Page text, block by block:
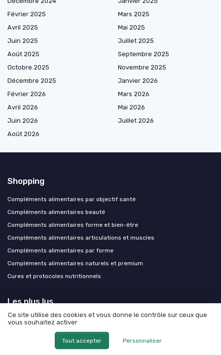
Février 2025
Mars 2025
Avril 2025
Mai 2025
Juin 2025
Juillet 2025
Août 2025
Septembre 2025
Octobre 2025
Novembre 2025
Décembre 2025
Janvier 2026
Février 2026
Mars 2026
Avril 2026
Mai 2026
Juin 2026
Juillet 2026
Août 2026
Shopping
Compléments alimentaires par objectif santé
Compléments alimentaires beauté
Compléments alimentaires forme et bien-être
Compléments alimentaires articulations et muscles
Compléments alimentaires par forme
Compléments alimentaires naturels et premium
Cures et protocoles nutritionnels
Les plus lus
Avis négatifs sur Nutrilim 24 : ce qu'il faut savoir
Nutra digest avis négatif : ce que vous devez savoir
Les risques potentiels liés à Pondimax
Ce site utilise des cookies et vous donne le contrôle sur ceux que
vous souhaitez activer
Tout accepter Personnaliser